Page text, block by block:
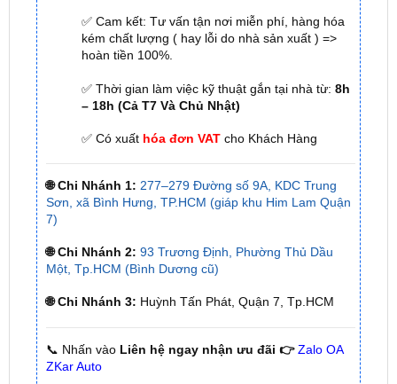
✅ Cam kết: Tư vấn tận nơi miễn phí, hàng hóa
kém chất lượng ( hay lỗi do nhà sản xuất ) =>
hoàn tiền 100%.
✅ Thời gian làm việc kỹ thuật gắn tại nhà từ: 8h
– 18h (Cả T7 Và Chủ Nhật)
✅ Có xuất hóa đơn VATcho Khách Hàng
🌐 Chi Nhánh 1: 277–279 Đường số 9A, KDC Trung
Sơn, xã Bình Hưng, TP.HCM (giáp khu Him Lam Quận
7)
🌐 Chi Nhánh 2: 93 Trương Định, Phường Thủ Dầu
Một, Tp.HCM (Bình Dương cũ)
🌐 Chi Nhánh 3: Huỳnh Tấn Phát, Quận 7, Tp.HCM
📞 Nhấn vàoLiên hệ ngay nhận ưu đãi 👉 Zalo OA
ZKar Auto